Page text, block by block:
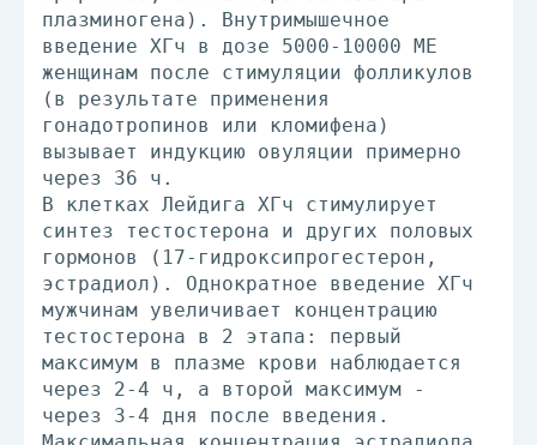
плазминогена). Внутримышечное
введение ХГч в дозе 5000-10000 ME
женщинам после стимуляции фолликулов
(в результате применения
гонадотропинов или кломифена)
вызывает индукцию овуляции примерно
через 36 ч.
В клетках Лейдига ХГч стимулирует
синтез тестостерона и других половых
гормонов (17-гидроксипрогестерон,
эстрадиол). Однократное введение ХГч
мужчинам увеличивает концентрацию
тестостерона в 2 этапа: первый
максимум в плазме крови наблюдается
через 2-4 ч, а второй максимум -
через 3-4 дня после введения.